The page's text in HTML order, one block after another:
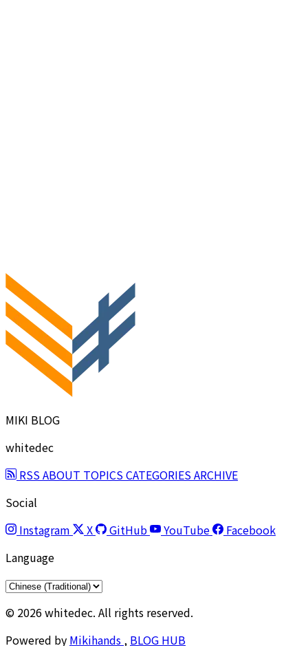
MIKI BLOG
whitedec
RSSABOUT TOPICSCATEGORIESARCHIVE
Social
Instagram
X GitHub YouTube
Facebook
Language
© 2026 whitedec. All rights reserved.
Powered by Mikihands , BLOG HUB